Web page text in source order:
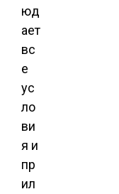
юд
ает
вс
е
ус
ло
ви
я и
пр
ил